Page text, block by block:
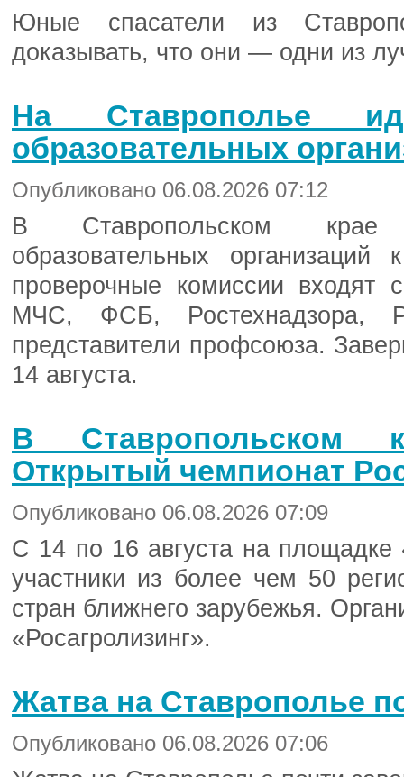
Юные спасатели из
доказывать, что они — одни из
На Ставрополье
образовательных
Опубликовано 06.08.2026 07:12
В Ставропольском крае
образовательных
проверочные комиссии входят
МЧС, ФСБ, Ростехнадзора,
представители профсоюза.
14 августа.
В Ставропольском
Открытый чемпионат
Опубликовано 06.08.2026 07:09
С 14 по 16 августа на
участники из более чем 50
стран ближнего зарубежья.
«Росагролизинг».
Жатва на Ставрополье
Опубликовано 06.08.2026 07:06